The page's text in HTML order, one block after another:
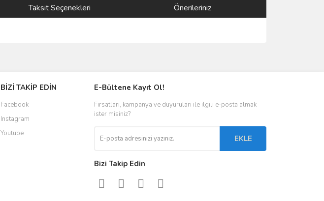
Taksit Seçenekleri Önerileriniz
BİZİ TAKİP EDİN
Facebook
Instagram
Youtube
E-Bültene Kayıt Ol!
Fırsatları, kampanya ve duyuruları ile ilgili e-posta almak
ister misiniz?
EKLE
Bizi Takip Edin